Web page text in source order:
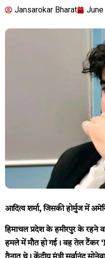
Jansarokar Bharat
आदित्य शर्मा, जिसकी होर्मुज में
हिमाचल प्रदेश के हमीरपुर के रहने
हमले में मौत हो गई। वह तेल टैंकर